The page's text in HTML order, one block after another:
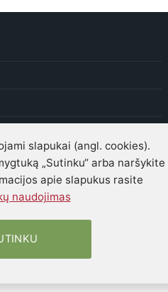
Individualūs puokščių
slapukai (angl. cookies).
„Sutinku“ arba naršykite
apie slapukus rasite
naudojimas